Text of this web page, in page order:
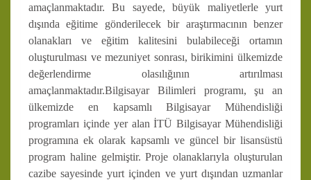
amaçlanmaktadır. Bu sayede, büyük maliyetlerle yurt
dışında eğitime gönderilecek bir araştırmacının benzer
olanakları ve eğitim kalitesini bulabileceği ortamın
oluşturulması ve mezuniyet sonrası, birikimini ülkemizde
değerlendirme olasılığının artırılması
amaçlanmaktadır.Bilgisayar Bilimleri programı, şu an
ülkemizde en kapsamlı Bilgisayar Mühendisliği
programları içinde yer alan İTÜ Bilgisayar Mühendisliği
programına ek olarak kapsamlı ve güncel bir lisansüstü
program haline gelmiştir. Proje olanaklarıyla oluşturulan
cazibe sayesinde yurt içinden ve yurt dışından uzmanlar